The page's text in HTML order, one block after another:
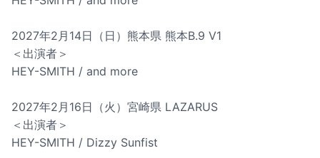
2027年2月14日（日）熊本県 熊本B.9 V1
＜出演者＞
HEY-SMITH / and more
2027年2月16日（火）宮崎県 LAZARUS
＜出演者＞
HEY-SMITH / Dizzy Sunfist